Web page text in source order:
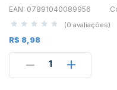
EAN: 07891040089956
(0 avaliações)
R$ 8,98
1